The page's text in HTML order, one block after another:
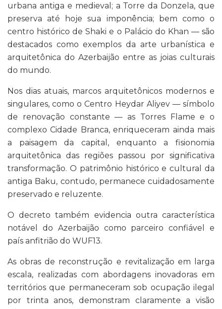
urbana antiga e medieval; a Torre da Donzela, que
preserva até hoje sua imponência; bem como o
centro histórico de Shaki e o Palácio do Khan — são
destacados como exemplos da arte urbanística e
arquitetônica do Azerbaijão entre as joias culturais
do mundo.
Nos dias atuais, marcos arquitetônicos modernos e
singulares, como o Centro Heydar Aliyev — símbolo
de renovação constante — as Torres Flame e o
complexo Cidade Branca, enriqueceram ainda mais
a paisagem da capital, enquanto a fisionomia
arquitetônica das regiões passou por significativa
transformação. O patrimônio histórico e cultural da
antiga Baku, contudo, permanece cuidadosamente
preservado e reluzente.
O decreto também evidencia outra característica
notável do Azerbaijão como parceiro confiável e
país anfitrião do WUF13.
As obras de reconstrução e revitalização em larga
escala, realizadas com abordagens inovadoras em
territórios que permaneceram sob ocupação ilegal
por trinta anos, demonstram claramente a visão